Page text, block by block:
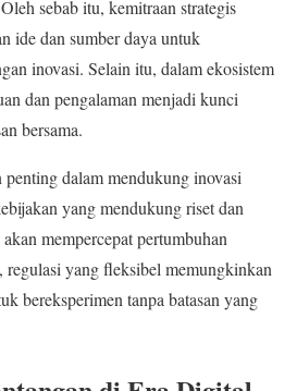
sebab itu, kemitraan strategis
ide dan sumber daya untuk
inovasi. Selain itu, dalam ekosistem
dan pengalaman menjadi kunci
bersama.
penting dalam mendukung inovasi
yang mendukung riset dan
mempercepat pertumbuhan
yang fleksibel memungkinkan
bereksperimen tanpa batasan yang